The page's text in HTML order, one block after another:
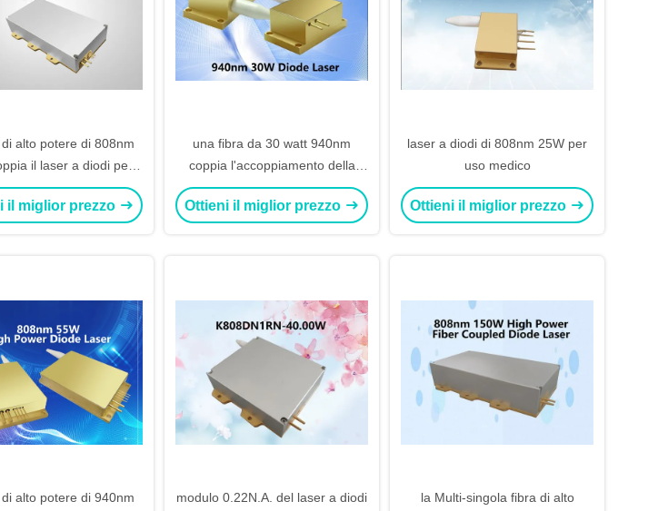
alto potere di 808nm
il laser a diodi per il
di laser a stato solido
il miglior prezzo
una fibra da 30 watt 940nm
coppia l'accoppiamento della
fibra del laser a diodi 105µm con
l'alta luminosità
Ottieni il miglior prezzo
laser a diodi di 808nm 25W per
uso medico
Ottieni il miglior prezzo
alto potere di 940nm
modulo 0.22N.A. del laser a diodi
la Multi-singola fibra di alto